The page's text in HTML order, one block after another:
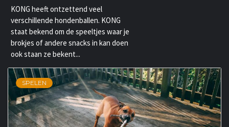
KONG heeft ontzettend veel
verschillende hondenballen. KONG
staat bekend om de speeltjes waar je
brokjes of andere snacks in kan doen
ook staan ze bekent...
SPELEN